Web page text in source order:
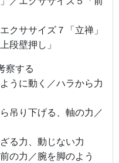
クササイズ７「立禅」
段壁押し」
察する
うに動く／ハラから力
吊り下げる、軸の力／
る力、動じない力
の力／腕を脚のよう